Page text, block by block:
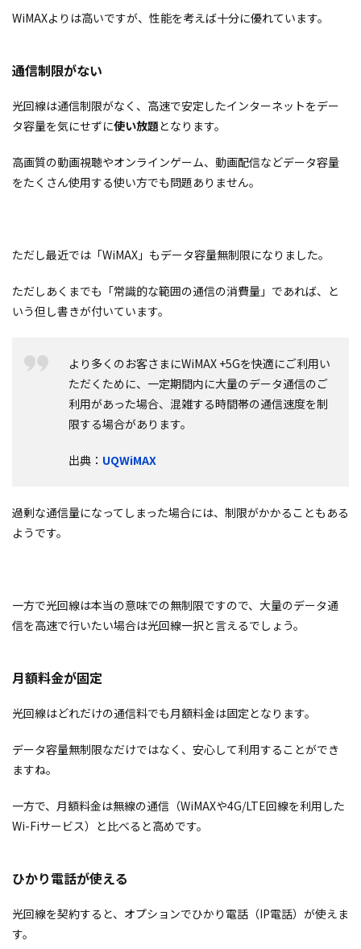
WiMAXよりは高いですが、性能を考えば十分に優れています。
通信制限がない
光回線は通信制限がなく、高速で安定したインターネットをデー
タ容量を気にせずに使い放題となります。
高画質の動画視聴やオンラインゲーム、動画配信などデータ容量
をたくさん使用する使い方でも問題ありません。
ただし最近では「WiMAX」もデータ容量無制限になりました。
ただしあくまでも「常識的な範囲の通信の消費量」であれば、と
いう但し書きが付いています。
より多くのお客さまにWiMAX +5Gを快適にご利用い
ただくために、一定期間内に大量のデータ通信のご
利用があった場合、混雑する時間帯の通信速度を制
限する場合があります。
出典： UQWiMAX
過剰な通信量になってしまった場合には、制限がかかることもある
ようです。
一方で光回線は本当の意味での無制限ですので、大量のデータ通
信を高速で行いたい場合は光回線一択と言えるでしょう。
月額料金が固定
光回線はどれだけの通信料でも月額料金は固定となります。
データ容量無制限なだけではなく、安心して利用することができ
ますね。
一方で、月額料金は無線の通信（WiMAXや4G/LTE回線を利用した
Wi-Fiサービス）と比べると高めです。
ひかり電話が使える
光回線を契約すると、オプションでひかり電話（IP電話）が使えま
す。